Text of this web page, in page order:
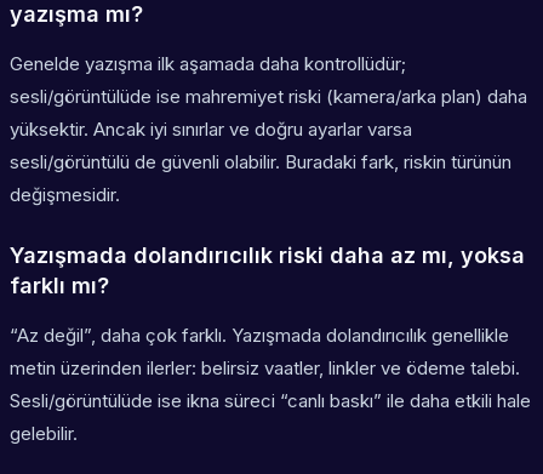
yazışma mı?
Genelde yazışma ilk aşamada daha kontrollüdür;
sesli/görüntülüde ise mahremiyet riski (kamera/arka plan) daha
yüksektir. Ancak iyi sınırlar ve doğru ayarlar varsa
sesli/görüntülü de güvenli olabilir. Buradaki fark, riskin türünün
değişmesidir.
Yazışmada dolandırıcılık riski daha az mı, yoksa
farklı mı?
“Az değil”, daha çok farklı. Yazışmada dolandırıcılık genellikle
metin üzerinden ilerler: belirsiz vaatler, linkler ve ödeme talebi.
Sesli/görüntülüde ise ikna süreci “canlı baskı” ile daha etkili hale
gelebilir.